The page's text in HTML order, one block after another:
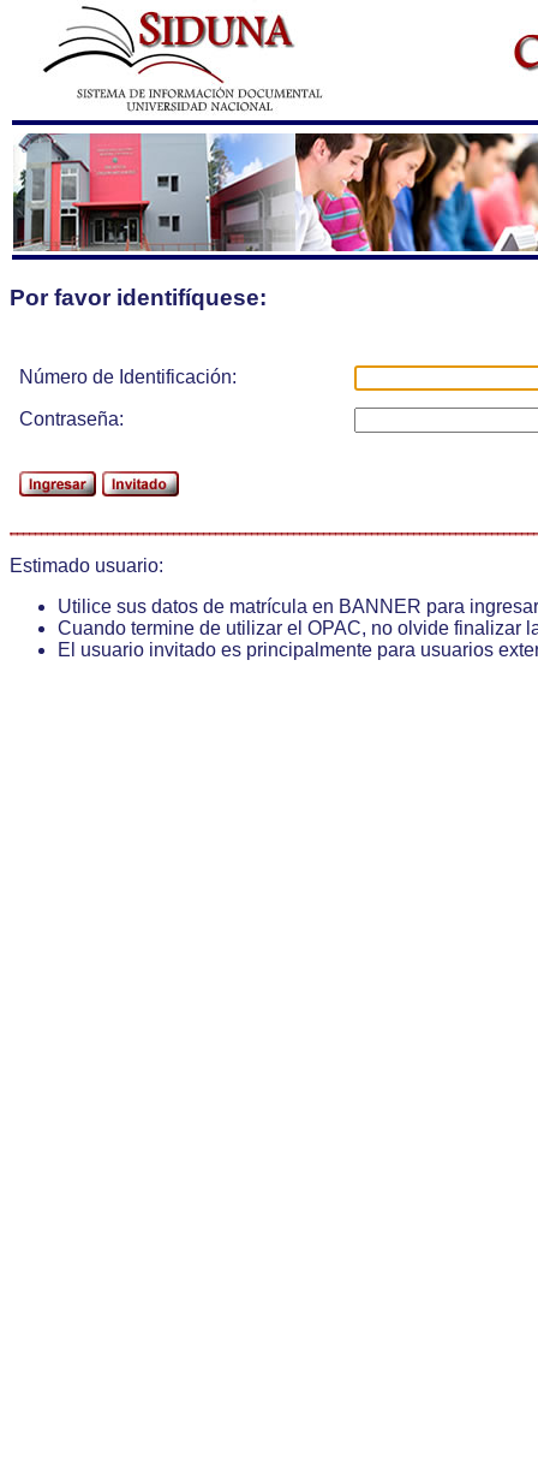
Por favor identifíquese:
Número de Identificación:
Contraseña:
Estimado usuario:
Utilice sus datos de matrícula en BANNER para ingresar
Cuando termine de utilizar el OPAC, no olvide finalizar
El usuario invitado es principalmente para usuarios